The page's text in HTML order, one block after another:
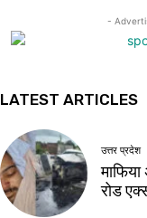
-
LATEST ARTICLES
उत्तर प्रदेश
रोड